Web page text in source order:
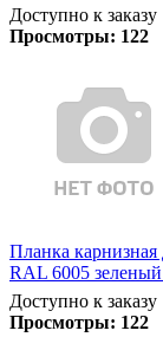
Доступно к заказу
Просмотры: 122
Планка карнизная
RAL 6005
Доступно к заказу
Просмотры: 122